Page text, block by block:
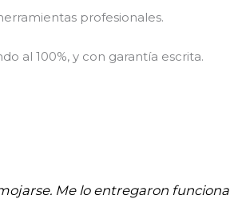
profesionales.
al 100%, y con garantía escrita.
Me lo entregaron